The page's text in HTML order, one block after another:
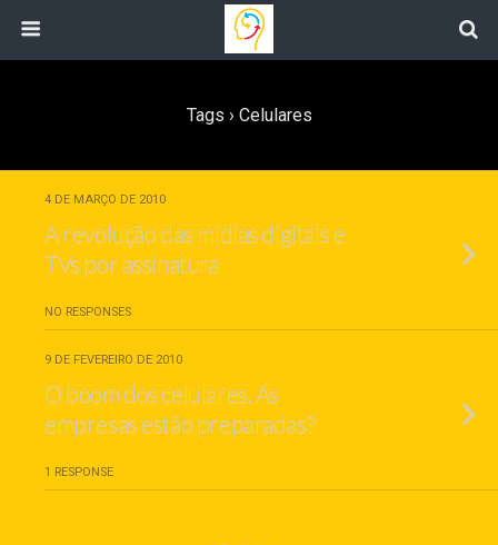
Tags › Celulares
4 DE MARÇO DE 2010
A revolução das mídias digitais e
TVs por assinatura
NO RESPONSES
9 DE FEVEREIRO DE 2010
O boom dos celulares. As
empresas estão preparadas?
1 RESPONSE